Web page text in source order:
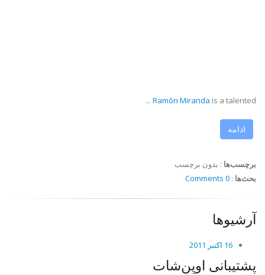
Ramón Miranda is a talented ...
ادامه
برچسب‌ها : بدون برچسب
بحث‌ها :
0 Comments
آرشیوها
16 اکتبر 2011
پشتیبانی اوپن‌شات